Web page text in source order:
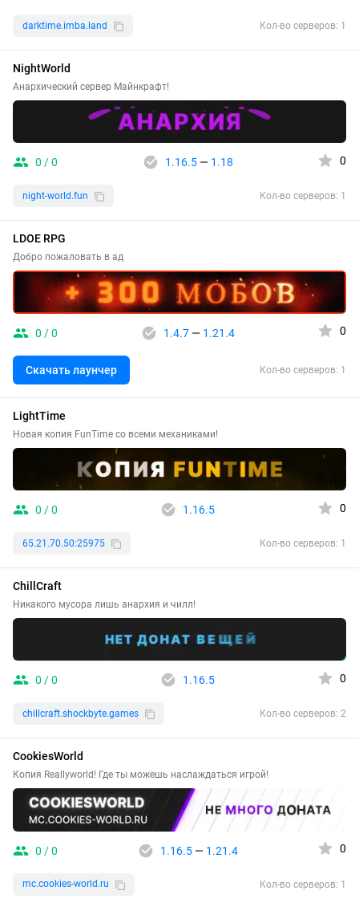
darktime.imba.land Кол-во серверов: 1
NightWorld
Анархический сервер Майнкрафт!
0 / 0 1.16.5— 1.18 0
night-world.fun Кол-во серверов: 1
LDOE RPG
Добро пожаловать в ад
0 / 0 1.4.7— 1.21.4 0
Скачать лаунчер Кол-во серверов: 1
LightTime
Новая копия FunTime со всеми механиками!
0 / 0 1.16.5 0
65.21.70.50:25975 Кол-во серверов: 1
ChillCraft
Никакого мусора лишь анархия и чилл!
0 / 0 1.16.5 0
chillcraft.shockbyte.games Кол-во серверов: 2
CookiesWorld
Копия Reallyworld! Где ты можешь наслаждаться игрой!
0 / 0 1.16.5— 1.21.4 0
mc.cookies-world.ru Кол-во серверов: 1